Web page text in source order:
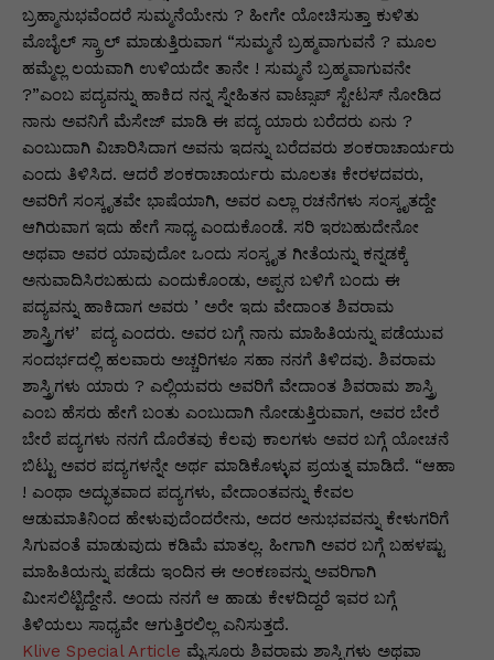
ಬ್ರಹ್ಮಾನುಭವೆಂದರೆ ಸುಮ್ಮನೆಯೇನು ? ಹೀಗೇ ಯೋಚಿಸುತ್ತಾ ಕುಳಿತು
ಮೊಬೈಲ್‌ ಸ್ಕ್ರಾಲ್‌ ಮಾಡುತ್ತಿರುವಾಗ “ಸುಮ್ಮನೆ ಬ್ರಹ್ಮವಾಗುವನೆ ? ಮೂಲ
ಹಮ್ಮೆಲ್ಲ ಲಯವಾಗಿ ಉಳಿಯದೇ ತಾನೇ ! ಸುಮ್ಮನೆ ಬ್ರಹ್ಮವಾಗುವನೇ
?”ಎಂಬ ಪದ್ಯವನ್ನು ಹಾಕಿದ ನನ್ನ ಸ್ನೇಹಿತನ ವಾಟ್ಸಾಪ್‌ ಸ್ಟೇಟಸ್‌ ನೋಡಿದ
ನಾನು ಅವನಿಗೆ ಮೆಸೇಜ್‌ ಮಾಡಿ ಈ ಪದ್ಯ ಯಾರು ಬರೆದರು ಏನು ?
ಎಂಬುದಾಗಿ ವಿಚಾರಿಸಿದಾಗ ಅವನು ಇದನ್ನು ಬರೆದವರು ಶಂಕರಾಚಾರ್ಯರು
ಎಂದು ತಿಳಿಸಿದ. ಆದರೆ ಶಂಕರಾಚಾರ್ಯರು ಮೂಲತಃ ಕೇರಳದವರು,
ಅವರಿಗೆ ಸಂಸ್ಕೃತವೇ ಭಾಷೆಯಾಗಿ, ಅವರ ಎಲ್ಲಾ ರಚನೆಗಳು ಸಂಸ್ಕೃತದ್ದೇ
ಆಗಿರುವಾಗ ಇದು ಹೇಗೆ ಸಾಧ್ಯ ಎಂದುಕೊಂಡೆ. ಸರಿ ಇರಬಹುದೇನೋ
ಅಥವಾ ಅವರ ಯಾವುದೋ ಒಂದು ಸಂಸ್ಕೃತ ಗೀತೆಯನ್ನು ಕನ್ನಡಕ್ಕೆ
ಅನುವಾದಿಸಿರಬಹುದು ಎಂದುಕೊಂಡು, ಅಪ್ಪನ ಬಳಿಗೆ ಬಂದು ಈ
ಪದ್ಯವನ್ನು ಹಾಕಿದಾಗ ಅವರು ʼಅರೇ ಇದು ವೇದಾಂತ ಶಿವರಾಮ
ಶಾಸ್ತ್ರಿಗಳʼ ಪದ್ಯ ಎಂದರು. ಅವರ ಬಗ್ಗೆ ನಾನು ಮಾಹಿತಿಯನ್ನು ಪಡೆಯುವ
ಸಂದರ್ಭದಲ್ಲಿ ಹಲವಾರು ಅಚ್ಚರಿಗಳೂ ಸಹಾ ನನಗೆ ತಿಳಿದವು. ಶಿವರಾಮ
ಶಾಸ್ತ್ರಿಗಳು ಯಾರು ? ಎಲ್ಲಿಯವರು ಅವರಿಗೆ ವೇದಾಂತ ಶಿವರಾಮ ಶಾಸ್ತ್ರಿ
ಎಂಬ ಹೆಸರು ಹೇಗೆ ಬಂತು ಎಂಬುದಾಗಿ ನೋಡುತ್ತಿರುವಾಗ, ಅವರ ಬೇರೆ
ಬೇರೆ ಪದ್ಯಗಳು ನನಗೆ ದೊರೆತವು ಕೆಲವು ಕಾಲಗಳು ಅವರ ಬಗ್ಗೆ ಯೋಚನೆ
ಬಿಟ್ಟು ಅವರ ಪದ್ಯಗಳನ್ನೇ ಅರ್ಥ ಮಾಡಿಕೊಳ್ಳುವ ಪ್ರಯತ್ನ ಮಾಡಿದೆ. “ಆಹಾ
! ಎಂಥಾ ಅದ್ಭುತವಾದ ಪದ್ಯಗಳು, ವೇದಾಂತವನ್ನು ಕೇವಲ
ಆಡುಮಾತಿನಿಂದ ಹೇಳುವುದೆಂದರೇನು, ಅದರ ಅನುಭವವನ್ನು ಕೇಳುಗರಿಗೆ
ಸಿಗುವಂತೆ ಮಾಡುವುದು ಕಡಿಮೆ ಮಾತಲ್ಲ. ಹೀಗಾಗಿ ಅವರ ಬಗ್ಗೆ ಬಹಳಷ್ಟು
ಮಾಹಿತಿಯನ್ನು ಪಡೆದು ಇಂದಿನ ಈ ಅಂಕಣವನ್ನು ಅವರಿಗಾಗಿ
ಮೀಸಲಿಟ್ಟಿದ್ದೇನೆ. ಅಂದು ನನಗೆ ಆ ಹಾಡು ಕೇಳದಿದ್ದರೆ ಇವರ ಬಗ್ಗೆ
ತಿಳಿಯಲು ಸಾಧ್ಯವೇ ಆಗುತ್ತಿರಲಿಲ್ಲ ಎನಿಸುತ್ತದೆ.
Klive Special Article ಮೈಸೂರು ಶಿವರಾಮ ಶಾಸ್ತ್ರಿಗಳು ಅಥವಾ